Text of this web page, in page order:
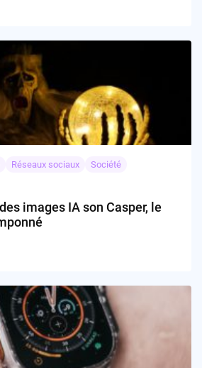
Réseaux sociaux
Société
images IA son Casper, le